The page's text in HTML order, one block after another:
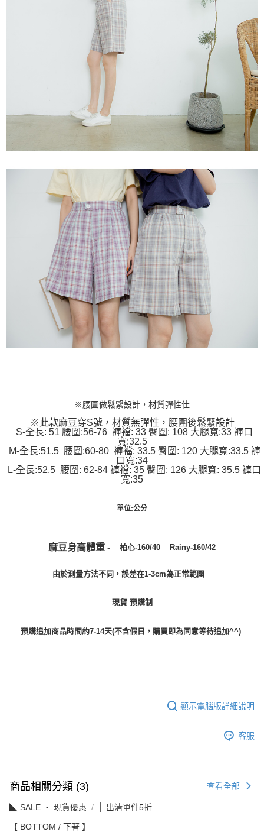
※腰圍做鬆緊設計，材質彈性佳
※此款麻豆穿S號，材質無彈性，腰圍後鬆緊設計
S-全長: 51 腰圍:56-76 褲襠: 33 臀圍: 108 大腿寬:33 褲口
寬:32.5
M-全長:51.5 腰圍:60-80 褲襠: 33.5 臀圍: 120 大腿寬:33.5 褲
口寬:34
L-全長:52.5 腰圍: 62-84 褲襠: 35 臀圍: 126 大腿寬: 35.5 褲口
寬:35
單位:公分
麻豆身高體重 - 柏心-160/40 Rainy-160/42
由於測量方法不同，誤差在1-3cm為正常範圍
現貨 預購制
預購追加商品時間約7-14天(不含假日，購買即為同意等待追加^^)
顯示電腦版詳細說明
客服
商品相關分類 (3) 查看全部
◣ SALE ‧ 現貨優惠 │ 出清單件5折
【 BOTTOM / 下著 】